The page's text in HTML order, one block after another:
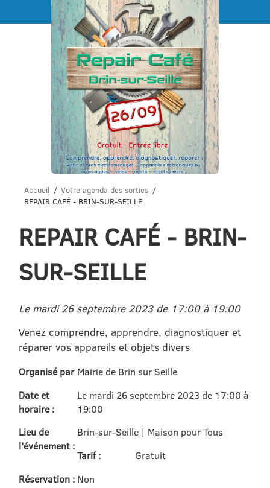
Menu
Accueil
Votre agenda des sorties
REPAIR CAFÉ - BRIN-SUR-SEILLE
REPAIR CAFÉ - BRIN-
SUR-SEILLE
Le mardi 26 septembre 2023 de 17:00 à 19:00
Venez comprendre, apprendre, diagnostiquer et
réparer vos appareils et objets divers
Organisé par Mairie de Brin sur Seille
Date et
horaire :
Le mardi 26 septembre 2023 de 17:00 à
19:00
Lieu de
l'événement :
Brin-sur-Seille | Maison pour Tous
Tarif :
Gratuit
Réservation : Non